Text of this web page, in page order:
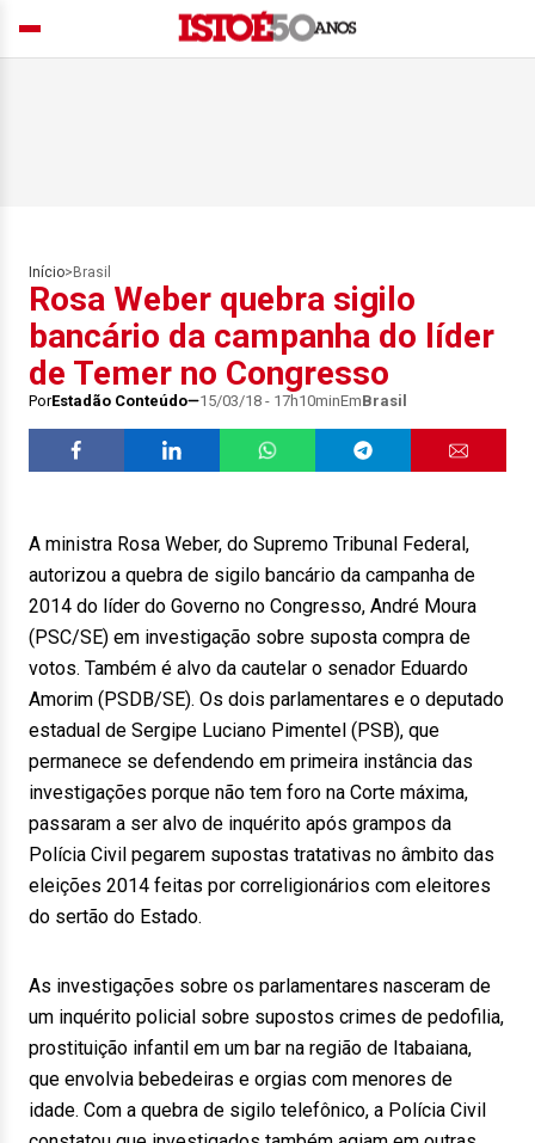
Início> Brasil
Rosa Weber quebra sigilo
bancário da campanha do líder
de Temer no Congresso
PorEstadão Conteúdo 15/03/18 - 17h10minEmBrasil
A ministra Rosa Weber, do Supremo Tribunal Federal,
autorizou a quebra de sigilo bancário da campanha de
2014 do líder do Governo no Congresso, André Moura
(PSC/SE) em investigação sobre suposta compra de
votos. Também é alvo da cautelar o senador Eduardo
Amorim (PSDB/SE). Os dois parlamentares e o deputado
estadual de Sergipe Luciano Pimentel (PSB), que
permanece se defendendo em primeira instância das
investigações porque não tem foro na Corte máxima,
passaram a ser alvo de inquérito após grampos da
Polícia Civil pegarem supostas tratativas no âmbito das
eleições 2014 feitas por correligionários com eleitores
do sertão do Estado.
As investigações sobre os parlamentares nasceram de
um inquérito policial sobre supostos crimes de pedofilia,
prostituição infantil em um bar na região de Itabaiana,
que envolvia bebedeiras e orgias com menores de
idade. Com a quebra de sigilo telefônico, a Polícia Civil